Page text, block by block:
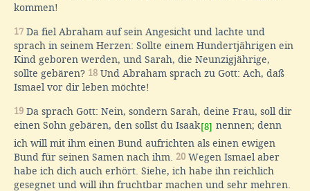
kommen!
17 Da fiel Abraham auf sein Angesicht und lachte und
sprach in seinem Herzen: Sollte einem Hundertjährigen ein
Kind geboren werden, und Sarah, die Neunzigjährige,
sollte gebären? 18 Und Abraham sprach zu Gott: Ach, daß
Ismael vor dir leben möchte!
19 Da sprach Gott: Nein, sondern Sarah, deine Frau, soll dir
einen Sohn gebären, den sollst du Isaak[8] nennen; denn
ich will mit ihm einen Bund aufrichten als einen ewigen
Bund für seinen Samen nach ihm. 20 Wegen Ismael aber
habe ich dich auch erhört. Siehe, ich habe ihn reichlich
gesegnet und will ihn fruchtbar machen und sehr mehren.